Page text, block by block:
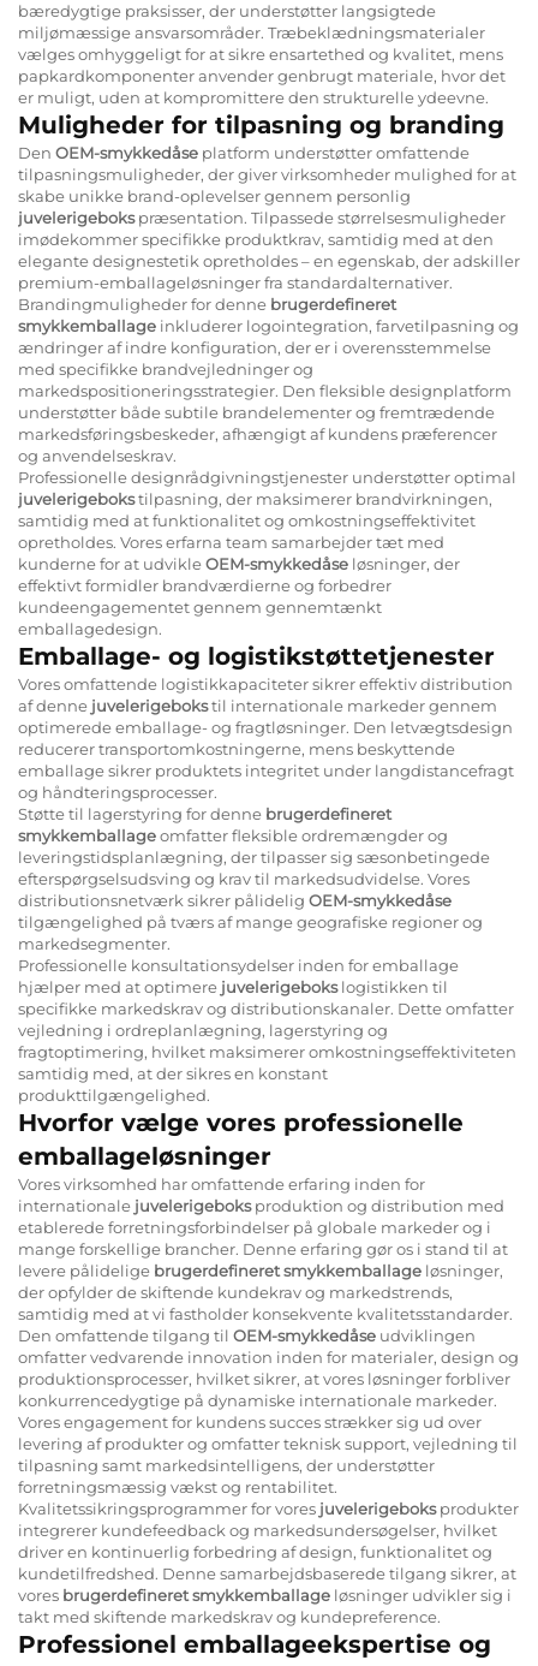
bæredygtige praksisser, der understøtter langsigtede
miljømæssige ansvarsområder. Træbeklædningsmaterialer
vælges omhyggeligt for at sikre ensartethed og kvalitet, mens
papkardkomponenter anvender genbrugt materiale, hvor det
er muligt, uden at kompromittere den strukturelle ydeevne.
Muligheder for tilpasning og branding
Den OEM-smykkedåse platform understøtter omfattende
tilpasningsmuligheder, der giver virksomheder mulighed for at
skabe unikke brand-oplevelser gennem personlig
juvelerigebokspræsentation. Tilpassede størrelsesmuligheder
imødekommer specifikke produktkrav, samtidig med at den
elegante designestetik opretholdes – en egenskab, der adskiller
premium-emballageløsninger fra standardalternativer.
Brandingmuligheder for denne brugerdefineret
smykkemballage inkluderer logointegration, farvetilpasning og
ændringer af indre konfiguration, der er i overensstemmelse
med specifikke brandvejledninger og
markedspositioneringsstrategier. Den fleksible designplatform
understøtter både subtile brandelementer og fremtrædende
markedsføringsbeskeder, afhængigt af kundens præferencer
og anvendelseskrav.
Professionelle designrådgivningstjenester understøtter optimal
juvelerigebokstilpasning, der maksimerer brandvirkningen,
samtidig med at funktionalitet og omkostningseffektivitet
opretholdes. Vores erfarna team samarbejder tæt med
kunderne for at udvikleOEM-smykkedåse løsninger, der
effektivt formidler brandværdierne og forbedrer
kundeengagementet gennem gennemtænkt
emballagedesign.
Emballage- og logistikstøttetjenester
Vores omfattende logistikkapaciteter sikrer effektiv distribution
af denne juvelerigebokstil internationale markeder gennem
optimerede emballage- og fragtløsninger. Den letvægtsdesign
reducerer transportomkostningerne, mens beskyttende
emballage sikrer produktets integritet under langdistancefragt
og håndteringsprocesser.
Støtte til lagerstyring for denne brugerdefineret
smykkemballageomfatter fleksible ordremængder og
leveringstidsplanlægning, der tilpasser sig sæsonbetingede
efterspørgselsudsving og krav til markedsudvidelse. Vores
distributionsnetværk sikrer pålidelig OEM-smykkedåse
tilgængelighed på tværs af mange geografiske regioner og
markedsegmenter.
Professionelle konsultationsydelser inden for emballage
hjælper med at optimere juvelerigebokslogistikken til
specifikke markedskrav og distributionskanaler. Dette omfatter
vejledning i ordreplanlægning, lagerstyring og
fragtoptimering, hvilket maksimerer omkostningseffektiviteten
samtidig med, at der sikres en konstant
produkttilgængelighed.
Hvorfor vælge vores professionelle
emballageløsninger
Vores virksomhed har omfattende erfaring inden for
internationale juvelerigeboksproduktion og distribution med
etablerede forretningsforbindelser på globale markeder og i
mange forskellige brancher. Denne erfaring gør os i stand til at
levere pålidelige brugerdefineret smykkemballage løsninger,
der opfylder de skiftende kundekrav og markedstrends,
samtidig med at vi fastholder konsekvente kvalitetsstandarder.
Den omfattende tilgang til OEM-smykkedåse udviklingen
omfatter vedvarende innovation inden for materialer, design og
produktionsprocesser, hvilket sikrer, at vores løsninger forbliver
konkurrencedygtige på dynamiske internationale markeder.
Vores engagement for kundens succes strækker sig ud over
levering af produkter og omfatter teknisk support, vejledning til
tilpasning samt markedsintelligens, der understøtter
forretningsmæssig vækst og rentabilitet.
Kvalitetssikringsprogrammer for vores juvelerigeboksprodukter
integrerer kundefeedback og markedsundersøgelser, hvilket
driver en kontinuerlig forbedring af design, funktionalitet og
kundetilfredshed. Denne samarbejdsbaserede tilgang sikrer, at
vores brugerdefineret smykkemballage løsninger udvikler sig i
takt med skiftende markedskrav og kundepreference.
Professionel emballageekspertise og